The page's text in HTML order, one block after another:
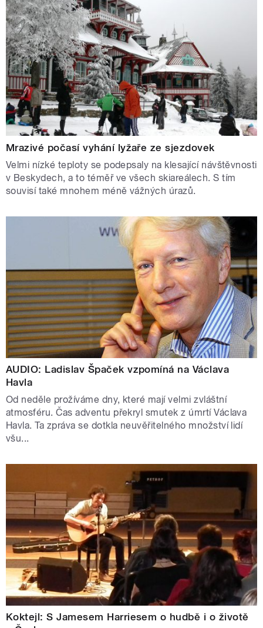
Mrazivé počasí vyhání lyžaře ze sjezdovek
Velmi nízké teploty se podepsaly na klesající návštěvnosti
v Beskydech, a to téměř ve všech skiareálech. S tím
souvisí také mnohem méně vážných úrazů.
AUDIO: Ladislav Špaček vzpomíná na Václava
Havla
Od neděle prožíváme dny, které mají velmi zvláštní
atmosféru. Čas adventu překryl smutek z úmrtí Václava
Havla. Ta zpráva se dotkla neuvěřitelného množství lidí
všu...
Koktejl: S Jamesem Harriesem o hudbě i o životě